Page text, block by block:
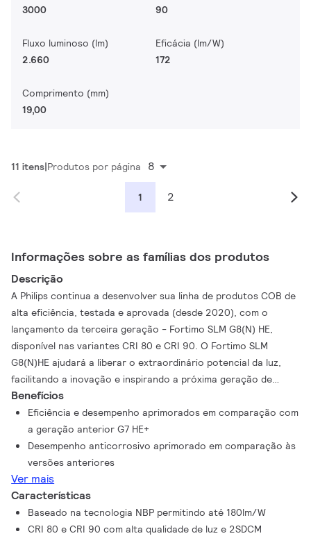
3000
90
Fluxo luminoso (lm)
2.660
Eficácia (lm/W)
172
Comprimento (mm)
19,00
11 itens Produtos por página 8
1 2
Informações sobre as famílias dos produtos
Descrição
A Philips continua a desenvolver sua linha de produtos COB de
alta eficiência, testada e aprovada (desde 2020), com o
lançamento da terceira geração - Fortimo SLM G8(N) HE,
disponível nas variantes CRI 80 e CRI 90. O Fortimo SLM
G8(N)HE ajudará a liberar o extraordinário potencial da luz,
facilitando a inovação e inspirando a próxima geração de
design de luminárias com eficiência otimizada, de até 180 lm/W,
maior robustez do produto e qualidade de luz aprimorada.
Benefícios
Eficiência e desempenho aprimorados em comparação com
a geração anterior G7 HE+
Desempenho anticorrosivo aprimorado em comparação às
versões anteriores
Ver mais
Características
Baseado na tecnologia NBP permitindo até 180lm/W
CRI 80 e CRI 90 com alta qualidade de luz e 2SDCM